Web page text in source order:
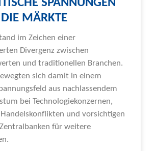
SPANNUNGEN
DIE MÄRKTE
im Zeichen einer
Divergenz zwischen
und traditionellen Branchen.
sich damit in einem
aus nachlassendem
bei Technologiekonzernen,
und vorsichtigen
für weitere